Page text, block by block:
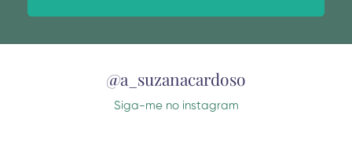
@a_suzanacardoso
Siga-me no instagram